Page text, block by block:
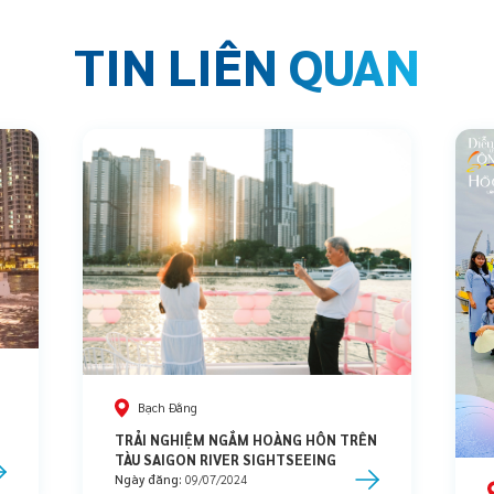
TIN LIÊN QUAN
Bạch Đằng
TRẢI NGHIỆM NGẮM HOÀNG HÔN TRÊN
TÀU SAIGON RIVER SIGHTSEEING
Ngày đăng:09/07/2024